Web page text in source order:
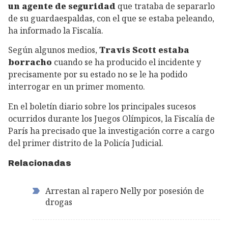
un agente de seguridad que trataba de separarlo
de su guardaespaldas, con el que se estaba peleando,
ha informado la Fiscalía.
Según algunos medios,Travis Scott estaba
borracho cuando se ha producido el incidente y
precisamente por su estado no se le ha podido
interrogar en un primer momento.
En el boletín diario sobre los principales sucesos
ocurridos durante los Juegos Olímpicos, la Fiscalía de
París ha precisado que la investigación corre a cargo
del primer distrito de la Policía Judicial.
Relacionadas
Arrestan al rapero Nelly por posesión de
drogas